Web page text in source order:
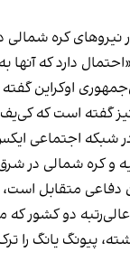
نیروهای کره
دارد که
اوکراین
نیز گفته است که
در شبکه اجتماعی
و کره شمالی در
متقابل است،
دو کشور که
پیونگ یانگ را